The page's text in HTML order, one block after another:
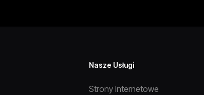
Nasze Usługi
Strony Internetowe